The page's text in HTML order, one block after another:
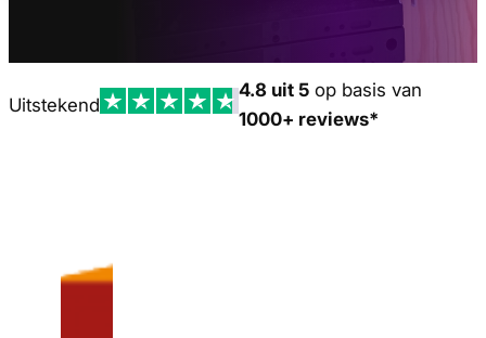
Uitstekend
4.8 uit 5 op basis van
1000+ reviews*